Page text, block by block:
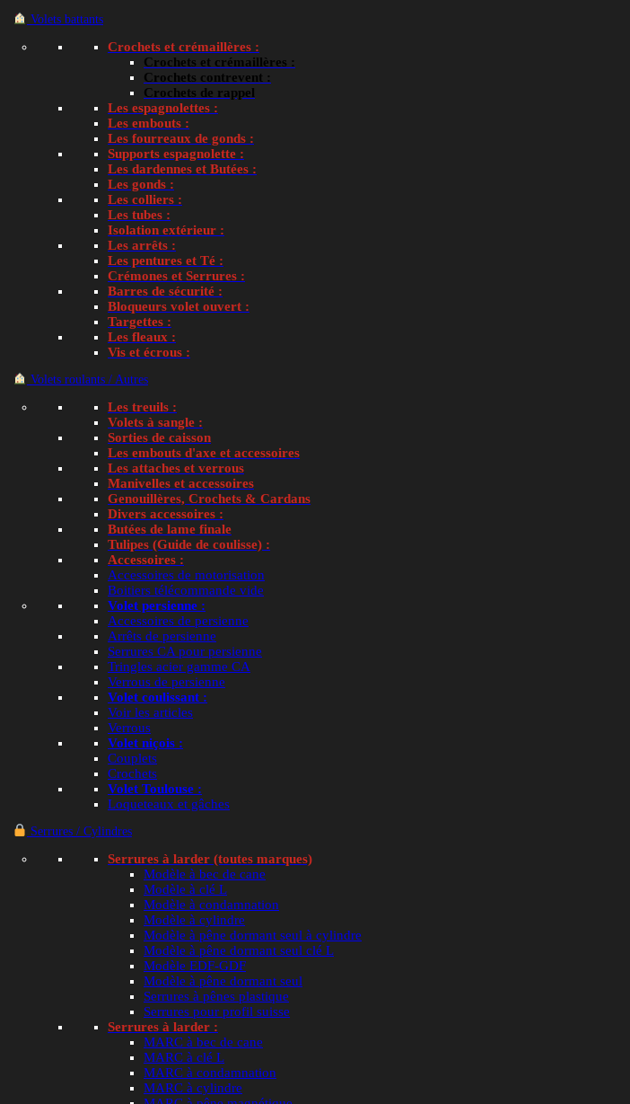
Volets battants
Crochets et crémaillères :
Crochets et crémaillères :
Crochets contrevent :
Crochets de rappel
Les espagnolettes :
Les embouts :
Les fourreaux de gonds :
Supports espagnolette :
Les dardennes et Butées :
Les gonds :
Les colliers :
Les tubes :
Isolation extérieur :
Les arrêts :
Les pentures et Té :
Crémones et Serrures :
Barres de sécurité :
Bloqueurs volet ouvert :
Targettes :
Les fleaux :
Vis et écrous :
Volets roulants / Autres
Les treuils :
Volets à sangle :
Sorties de caisson
Les embouts d'axe et accessoires
Les attaches et verrous
Manivelles et accessoires
Genouillères, Crochets & Cardans
Divers accessoires :
Butées de lame finale
Tulipes (Guide de coulisse) :
Accessoires :
Accessoires de motorisation
Boitiers télécommande vide
Volet persienne :
Accessoires de persienne
Arrêts de persienne
Serrures CA pour persienne
Tringles acier gamme CA
Verrous de persienne
Volet coulissant :
Voir les articles
Verrous
Volet niçois :
Couplets
Crochets
Volet Toulouse :
Loqueteaux et gâches
Serrures / Cylindres
Serrures à larder (toutes marques)
Modèle à bec de cane
Modèle à clé L
Modèle à condamnation
Modèle à cylindre
Modèle à pêne dormant seul à cylindre
Modèle à pêne dormant seul clé L
Modèle EDF-GDF
Modèle à pêne dormant seul
Serrures à pênes plastique
Serrures pour profil suisse
Serrures à larder :
MARC à bec de cane
MARC à clé L
MARC à condamnation
MARC à cylindre
Tweet This Product